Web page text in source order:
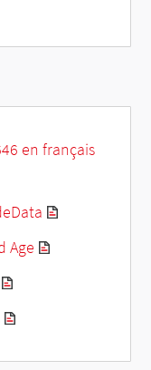
en français
Age